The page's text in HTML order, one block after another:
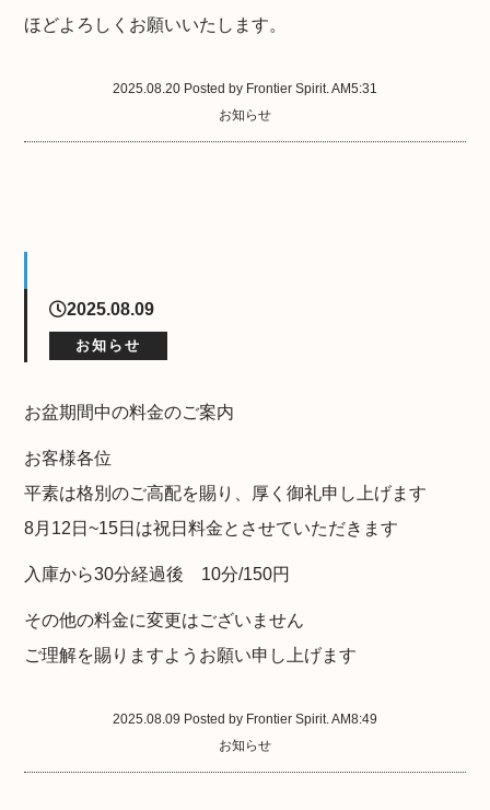
ほどよろしくお願いいたします。
2025.08.20 Posted by Frontier Spirit. AM5:31
お知らせ
2025.08.09
お知らせ
お盆期間中の料金のご案内
お客様各位
平素は格別のご高配を賜り、厚く御礼申し上げます
8月12日~15日は祝日料金とさせていただきます
入庫から30分経過後 10分/150円
その他の料金に変更はございません
ご理解を賜りますようお願い申し上げます
2025.08.09 Posted by Frontier Spirit. AM8:49
お知らせ